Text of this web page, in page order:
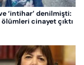
ve ‘intihar’ denilmişti:
cinayet çıktı